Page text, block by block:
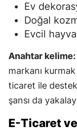
Ev
Doğal
Evcil
Anahtar kelime:
markanı
ticaret ile
şansı da
E-Ticaret